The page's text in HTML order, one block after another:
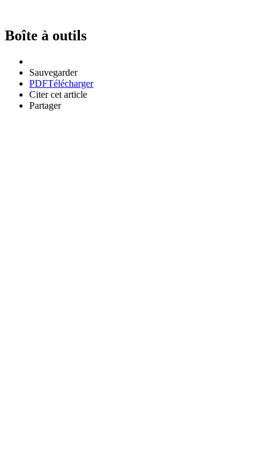
Boîte à outils
Sauvegarder
PDFTélécharger
Citer cet article
Partager